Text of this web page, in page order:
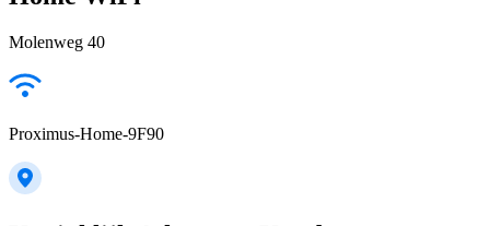
Molenweg 40
Proximus-Home-9F90